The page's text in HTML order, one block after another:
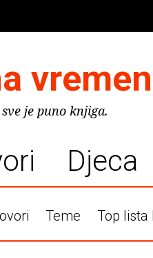
je puno knjiga.
Djeca
Teme Top lista